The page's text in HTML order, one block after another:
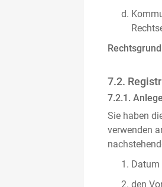
7.2.
7.2.1.
Sie haben
verwenden
Datum
den